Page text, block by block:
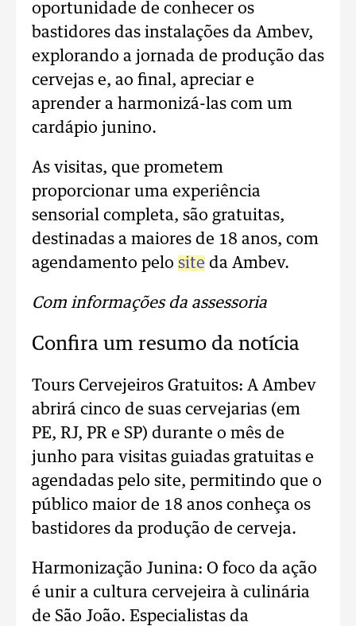
oportunidade de conhecer os
bastidores das instalações da Ambev,
explorando a jornada de produção das
cervejas e, ao final, apreciar e
aprender a harmonizá-las com um
cardápio junino.
As visitas, que prometem
proporcionar uma experiência
sensorial completa, são gratuitas,
destinadas a maiores de 18 anos, com
agendamento pelo site da Ambev.
Com informações da assessoria
Confira um resumo da notícia
Tours Cervejeiros Gratuitos: A Ambev
abrirá cinco de suas cervejarias (em
PE, RJ, PR e SP) durante o mês de
junho para visitas guiadas gratuitas e
agendadas pelo site, permitindo que o
público maior de 18 anos conheça os
bastidores da produção de cerveja.
Harmonização Junina: O foco da ação
é unir a cultura cervejeira à culinária
de São João. Especialistas da